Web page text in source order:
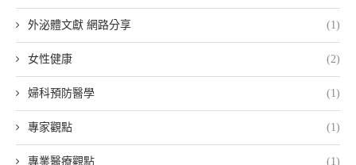
外泌體文獻 網路分享 (1)
女性健康 (2)
婦科預防醫學 (1)
專家觀點 (1)
專業醫療觀點 (1)